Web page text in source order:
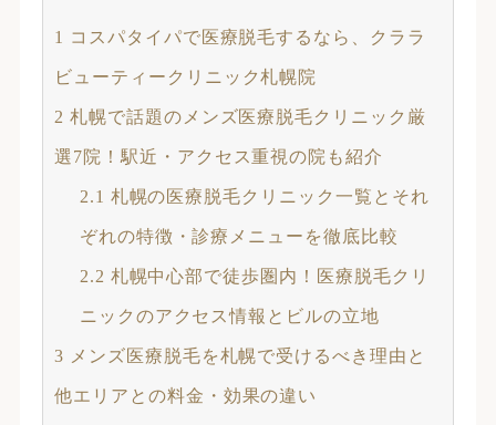
1 コスパタイパで医療脱毛するなら、クララ
ビューティークリニック札幌院
2 札幌で話題のメンズ医療脱毛クリニック厳
選7院！駅近・アクセス重視の院も紹介
2.1 札幌の医療脱毛クリニック一覧とそれ
ぞれの特徴・診療メニューを徹底比較
2.2 札幌中心部で徒歩圏内！医療脱毛クリ
ニックのアクセス情報とビルの立地
3 メンズ医療脱毛を札幌で受けるべき理由と
他エリアとの料金・効果の違い